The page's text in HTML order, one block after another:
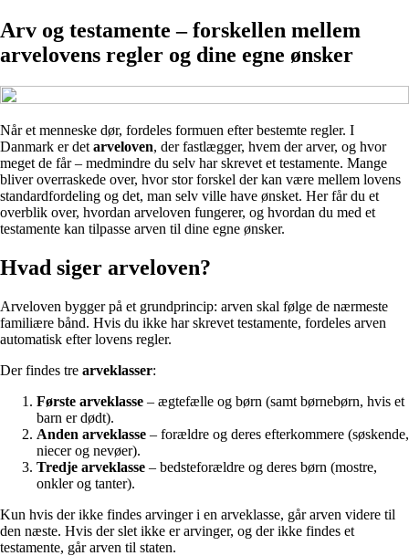
Arv og testamente – forskellen mellem
arvelovens regler og dine egne ønsker
Når et menneske dør, fordeles formuen efter bestemte regler. I
Danmark er det arveloven, der fastlægger, hvem der arver, og hvor
meget de får – medmindre du selv har skrevet et testamente. Mange
bliver overraskede over, hvor stor forskel der kan være mellem lovens
standardfordeling og det, man selv ville have ønsket. Her får du et
overblik over, hvordan arveloven fungerer, og hvordan du med et
testamente kan tilpasse arven til dine egne ønsker.
Hvad siger arveloven?
Arveloven bygger på et grundprincip: arven skal følge de nærmeste
familiære bånd. Hvis du ikke har skrevet testamente, fordeles arven
automatisk efter lovens regler.
Der findes tre arveklasser:
Første arveklasse – ægtefælle og børn (samt børnebørn, hvis et
barn er dødt).
Anden arveklasse – forældre og deres efterkommere (søskende,
niecer og nevøer).
Tredje arveklasse – bedsteforældre og deres børn (mostre,
onkler og tanter).
Kun hvis der ikke findes arvinger i en arveklasse, går arven videre til
den næste. Hvis der slet ikke er arvinger, og der ikke findes et
testamente, går arven til staten.